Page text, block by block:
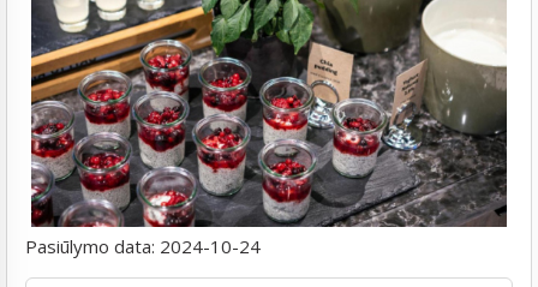
Pasiūlymo data: 2024-10-24